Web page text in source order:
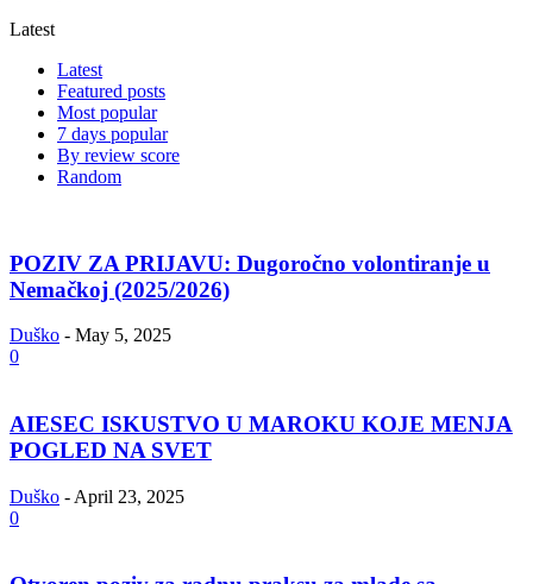
Latest
Latest
Featured posts
Most popular
7 days popular
By review score
Random
POZIV ZA PRIJAVU: Dugoročno volontiranje u
Nemačkoj (2025/2026)
Duško - May 5, 2025
0
AIESEC ISKUSTVO U MAROKU KOJE MENJA
POGLED NA SVET
Duško - April 23, 2025
0